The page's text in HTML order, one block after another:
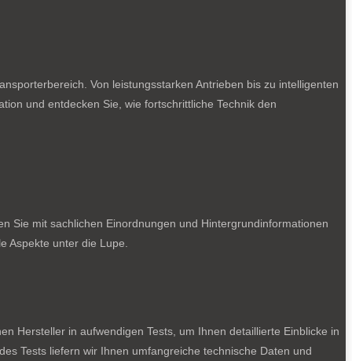
Von leistungsstarken Antrieben bis zu intelligenten
und entdecken Sie, wie fortschrittliche Technik den
Sie mit sachlichen Einordnungen und Hintergrundinformationen
Aspekte unter die Lupe.
Hersteller in aufwendigen Tests, um Ihnen detaillierte Einblicke in
Tests liefern wir Ihnen umfangreiche technische Daten und